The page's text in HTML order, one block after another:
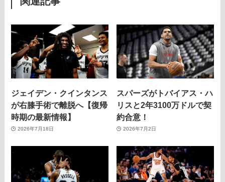
ジェイデン・クインタンス
が右膝手術で離脱へ【復帰
時期の最新情報】
2026年7月18日
スパーズがトバイアス・ハ
リスと2年3100万ドルで契
約合意！
2026年7月2日